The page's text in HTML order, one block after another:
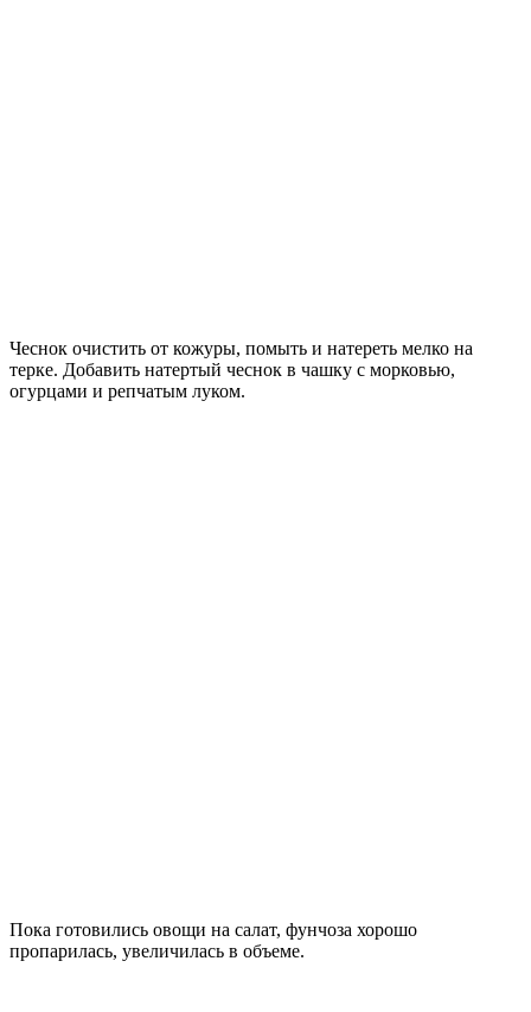
Чеснок очистить от кожуры, помыть и натереть мелко на
терке. Добавить натертый чеснок в чашку с морковью,
огурцами и репчатым луком.
Пока готовились овощи на салат, фунчоза хорошо
пропарилась, увеличилась в объеме.